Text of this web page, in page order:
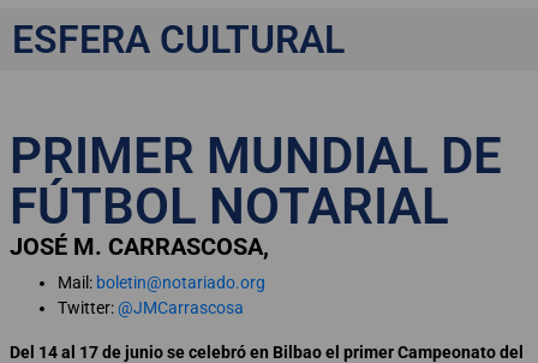
ESFERA CULTURAL
PRIMER MUNDIAL DE
FÚTBOL NOTARIAL
JOSÉ M. CARRASCOSA,
Mail: boletin@notariado.org
Twitter:@JMCarrascosa
Del 14 al 17 de junio se celebró en Bilbao el primer Campeonato del